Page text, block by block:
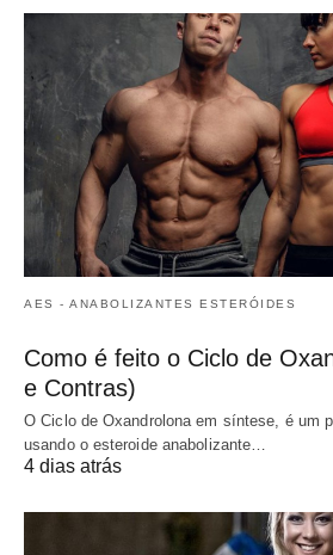
AES - ANABOLIZANTES ESTERÓIDES
Como é feito o Ciclo de
e Contras)
O Ciclo de Oxandrolona em síntese, é um
usando o esteroide anabolizante…
4 dias atrás